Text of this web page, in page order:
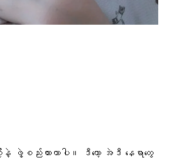
ကြီးနဲ့ ဖွဲ့စည်းထားတာပါ။ ဒီတော့ အဲဒီ နေရာတွေ